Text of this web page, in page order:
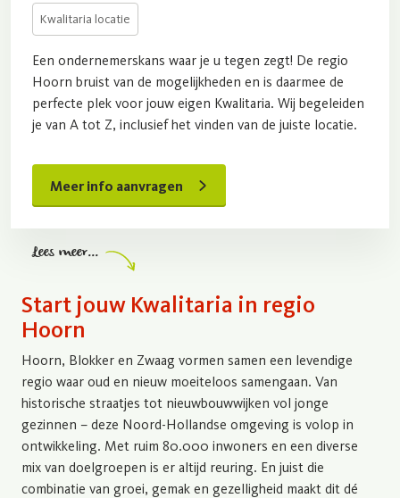
Kwalitaria locatie
Een ondernemerskans waar je u tegen zegt! De regio
Hoorn bruist van de mogelijkheden en is daarmee de
perfecte plek voor jouw eigen Kwalitaria. Wij begeleiden
je van A tot Z, inclusief het vinden van de juiste locatie.
Meer info aanvragen
Lees meer...
Start jouw Kwalitaria in regio
Hoorn
Hoorn, Blokker en Zwaag vormen samen een levendige
regio waar oud en nieuw moeiteloos samengaan. Van
historische straatjes tot nieuwbouwwijken vol jonge
gezinnen – deze Noord-Hollandse omgeving is volop in
ontwikkeling. Met ruim 80.000 inwoners en een diverse
mix van doelgroepen is er altijd reuring. En juist die
combinatie van groei, gemak en gezelligheid maakt dit dé